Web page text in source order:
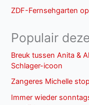
ZDF-Fernsehgarten
Populair
Breuk tussen Anita &
Schlager-icoon
Zangeres Michelle
Immer wieder